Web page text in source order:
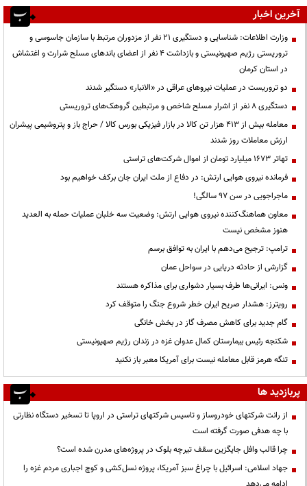
آخرین اخبار
وزارت اطلاعات: شناسایی و دستگیری ۲۱ نفر از مزدوران مرتبط با سازمان جاسوسی و
تروریستی رژیم صهیونیستی و بازداشت ۴ نفر از اعضای باندهای مسلح شرارت و اغتشاش
در استان کرمان
دو تروریست در عملیات نیروهای عراقی در «الانبار» دستگیر شدند
دستگیری ۸ نفر از اشرار مسلح شاخص و مرتبطین گروهک‌های تروریستی
معامله بیش از ۴۱۳ هزار تن کالا در بازار فیزیکی بورس کالا / حراج باز و پتروشیمی پیشران
ارزش معاملات روز شدند
تهاتر ۱۶۷۳ میلیارد تومان از اموال شرکت‌های تراستی
فرمانده نیروی هوایی ارتش: در دفاع از ملت ایران جان برکف خواهیم بود
ماجراجویی در سن ۹۷ سالگی!
معاون هماهنگ‌کننده نیروی هوایی ارتش: وضعیت سه خلبان عملیات حمله به العدید
هنوز مشخص نیست
ترامپ: ترجیح می‌دهم با ایران به توافق برسم
گزارشی از حادثه دریایی در سواحل عمان
ونس: ایرانی‌ها طرف بسیار دشواری برای مذاکره هستند
رویترز: هشدار صریح ایران خطر شروع جنگ را متوقف کرد
گام جدید برای کاهش مصرف گاز در بخش خانگی
شکنجه رئیس بیمارستان کمال عدوان غزه در زندان رژیم صهیونیستی
تنگه هرمز قابل معامله نیست برای آمریکا معبر باز نکنید
پربازدید ها
از رانت‌ شرکتهای خودروساز و تاسیس شرکتهای تراستی در اروپا تا تسخیر دستگاه نظارتی
با چه هدفی صورت گرفته است
چرا قالب وافل جایگزین سقف تیرچه بلوک در پروژه‌های مدرن شده است؟
جهاد اسلامی: اسرائیل با چراغ سبز آمریکا، پروژه نسل‌کشی و کوچ اجباری مردم غزه را